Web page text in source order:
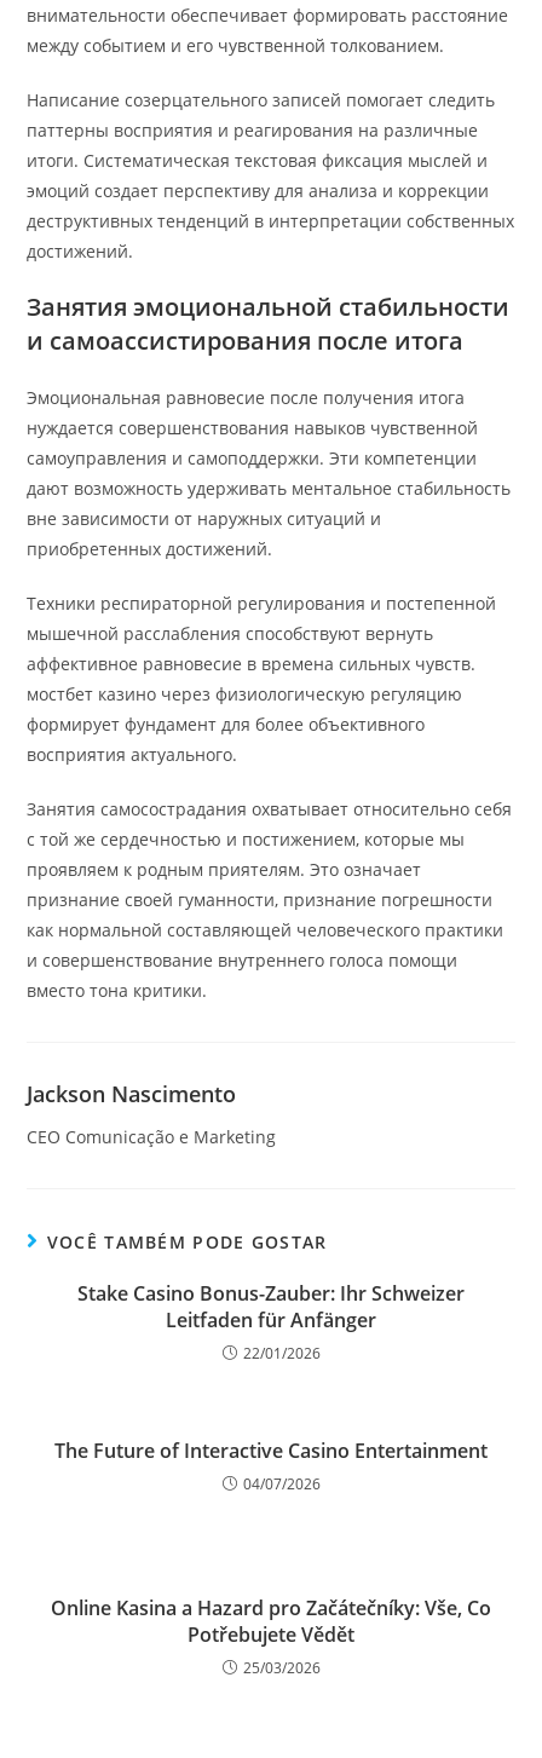
внимательности обеспечивает формировать расстояние
между событием и его чувственной толкованием.
Написание созерцательного записей помогает следить
паттерны восприятия и реагирования на различные
итоги. Систематическая текстовая фиксация мыслей и
эмоций создает перспективу для анализа и коррекции
деструктивных тенденций в интерпретации собственных
достижений.
Занятия эмоциональной стабильности
и самоассистирования после итога
Эмоциональная равновесие после получения итога
нуждается совершенствования навыков чувственной
самоуправления и самоподдержки. Эти компетенции
дают возможность удерживать ментальное стабильность
вне зависимости от наружных ситуаций и
приобретенных достижений.
Техники респираторной регулирования и постепенной
мышечной расслабления способствуют вернуть
аффективное равновесие в времена сильных чувств.
мостбет казино через физиологическую регуляцию
формирует фундамент для более объективного
восприятия актуального.
Занятия самосострадания охватывает относительно себя
с той же сердечностью и постижением, которые мы
проявляем к родным приятелям. Это означает
признание своей гуманности, признание погрешности
как нормальной составляющей человеческого практики
и совершенствование внутреннего голоса помощи
вместо тона критики.
Jackson Nascimento
CEO Comunicação e Marketing
VOCÊ TAMBÉM PODE GOSTAR
Stake Casino Bonus-Zauber: Ihr Schweizer
Leitfaden für Anfänger
22/01/2026
The Future of Interactive Casino Entertainment
04/07/2026
Online Kasina a Hazard pro Začátečníky: Vše, Co
Potřebujete Vědět
25/03/2026